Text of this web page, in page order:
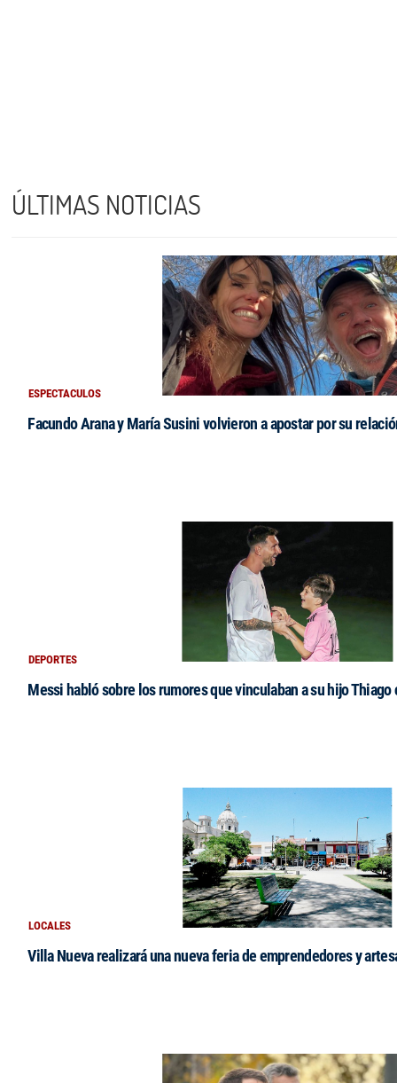
ÚLTIMAS NOTICIAS
ESPECTACULOS
Facundo Arana y María Susini volvieron a apostar por su
DEPORTES
Messi habló sobre los rumores que vinculaban a su hijo Thiago
LOCALES
Villa Nueva realizará una nueva feria de emprendedores y